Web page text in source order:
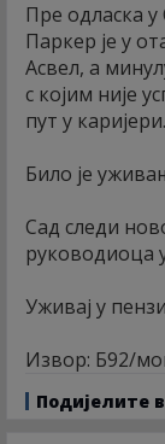
Пре одласка
Паркер је у
Асвел, а
с којим није
пут у
Било је
Сад следи
руководиоца
Уживај у
Извор: Б92/
Подијелите